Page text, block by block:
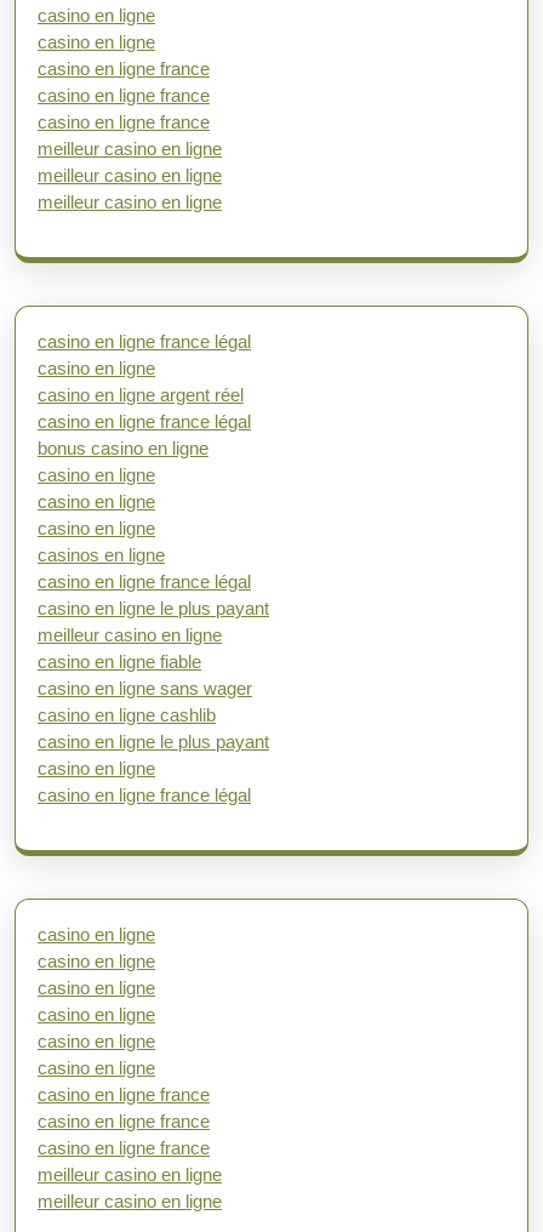
casino en ligne
casino en ligne
casino en ligne france
casino en ligne france
casino en ligne france
meilleur casino en ligne
meilleur casino en ligne
meilleur casino en ligne
casino en ligne france légal
casino en ligne
casino en ligne argent réel
casino en ligne france légal
bonus casino en ligne
casino en ligne
casino en ligne
casino en ligne
casinos en ligne
casino en ligne france légal
casino en ligne le plus payant
meilleur casino en ligne
casino en ligne fiable
casino en ligne sans wager
casino en ligne cashlib
casino en ligne le plus payant
casino en ligne
casino en ligne france légal
casino en ligne
casino en ligne
casino en ligne
casino en ligne
casino en ligne
casino en ligne
casino en ligne france
casino en ligne france
casino en ligne france
meilleur casino en ligne
meilleur casino en ligne